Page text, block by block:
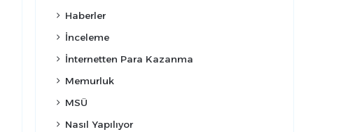
Haberler
İnceleme
İnternetten Para Kazanma
Memurluk
MSÜ
Nasıl Yapılıyor